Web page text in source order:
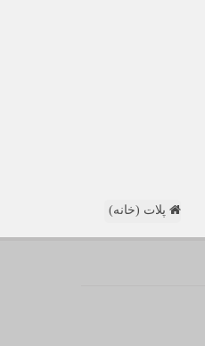
پلات (خانه)